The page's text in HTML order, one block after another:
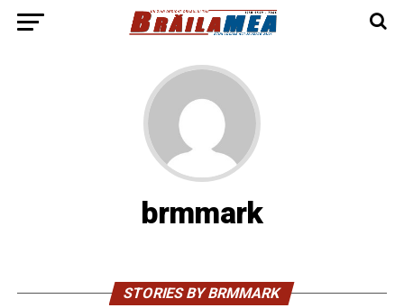
brmmark
STORIES BY BRMMARK